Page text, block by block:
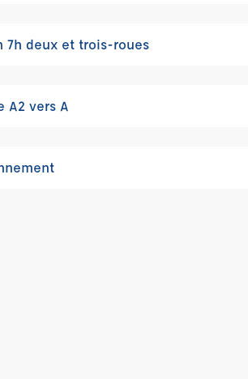
7h deux et trois-roues
A2 vers A